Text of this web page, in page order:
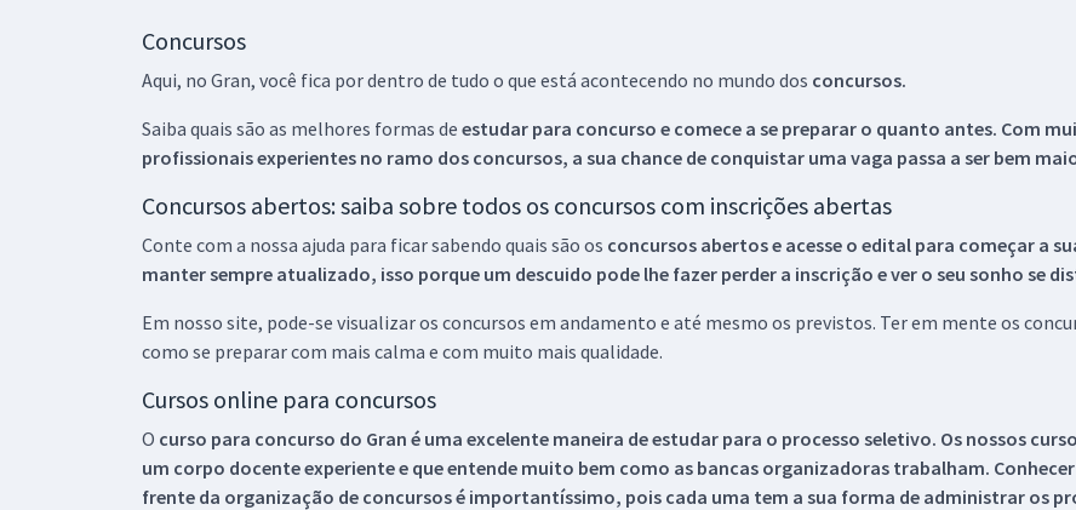
Concursos
Aqui, no Gran, você fica por dentro de tudo o que está acontecendo no mundo dos concursos.
Saiba quais são as melhores formas de estudar para concurso e comece a se preparar o quanto antes. Com
profissionais experientes no ramo dos concursos, a sua chance de conquistar uma vaga passa a ser bem
Concursos abertos: saiba sobre todos os concursos com inscrições abertas
Conte com a nossa ajuda para ficar sabendo quais são os concursos abertos e acesse o edital para começar a
manter sempre atualizado, isso porque um descuido pode lhe fazer perder a inscrição e ver o seu sonho se
Em nosso site, pode-se visualizar os concursos em andamento e até mesmo os previstos. Ter em mente os
como se preparar com mais calma e com muito mais qualidade.
Cursos online para concursos
O curso para concurso do Gran é uma excelente maneira de estudar para o processo seletivo. Os nossos
um corpo docente experiente e que entende muito bem como as bancas organizadoras trabalham.
frente da organização de concursos é importantíssimo, pois cada uma tem a sua forma de administrar os